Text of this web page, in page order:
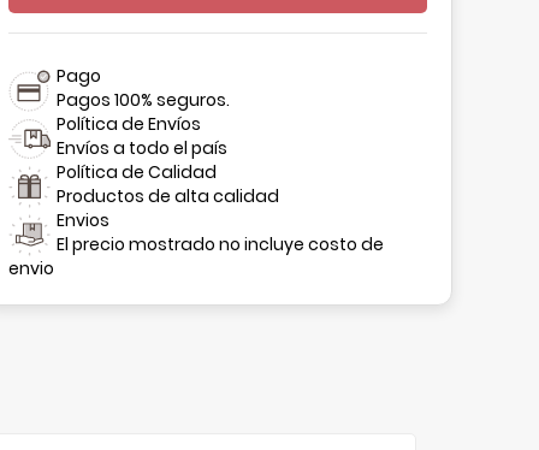
Pago
Pagos 100% seguros.
Política de Envíos
Envíos a todo el país
Política de Calidad
Productos de alta calidad
Envios
El precio mostrado no incluye costo de
envio